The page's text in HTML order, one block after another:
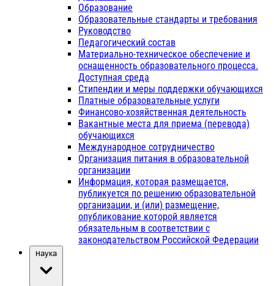
Образование
Образовательные стандарты и требования
Руководство
Педагогический состав
Материально-техническое обеспечение и
оснащенность образовательного процесса.
Доступная среда
Стипендии и меры поддержки обучающихся
Платные образовательные услуги
Финансово-хозяйственная деятельность
Вакантные места для приема (перевода)
обучающихся
Международное сотрудничество
Организация питания в образовательной
организации
Информация, которая размещается,
публикуется по решению образовательной
организации, и (или) размещение,
опубликование которой является
обязательным в соответствии с
законодательством Российской Федерации
Наука